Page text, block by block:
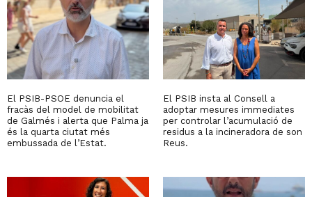
El PSIB-PSOE denuncia el
fracàs del model de mobilitat
de Galmés i alerta que Palma ja
és la quarta ciutat més
embussada de l’Estat.
El PSIB insta al Consell a
adoptar mesures immediates
per controlar l’acumulació de
residus a la incineradora de son
Reus.